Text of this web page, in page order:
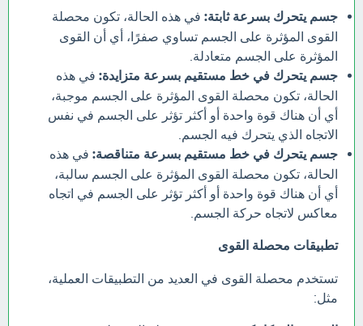
جسم يتحرك بسرعة ثابتة: في هذه الحالة، تكون محصلة
القوى المؤثرة على الجسم تساوي صفرًا، أي أن القوى
المؤثرة على الجسم متعادلة.
جسم يتحرك في خط مستقيم بسرعة متزايدة: في هذه
الحالة، تكون محصلة القوى المؤثرة على الجسم موجبة،
أي أن هناك قوة واحدة أو أكثر تؤثر على الجسم في نفس
الاتجاه الذي يتحرك فيه الجسم.
جسم يتحرك في خط مستقيم بسرعة متناقصة: في هذه
الحالة، تكون محصلة القوى المؤثرة على الجسم سالبة،
أي أن هناك قوة واحدة أو أكثر تؤثر على الجسم في اتجاه
معاكس لاتجاه حركة الجسم.
تطبيقات محصلة القوى
تستخدم محصلة القوى في العديد من التطبيقات العملية،
مثل: